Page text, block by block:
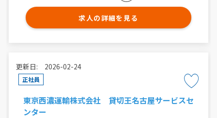
求人の詳細を見る
更新日: 2026-02-24
正社員
東京西濃運輸株式会社 貸切王名古屋サービスセ
ンター